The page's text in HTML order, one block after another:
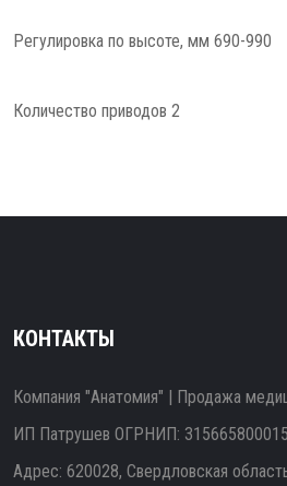
Регулировка по высоте, мм 690-990
Количество приводов 2
КОНТАКТЫ
Компания "Анатомия" | Продажа
ИП Патрушев ОГРНИП:
Адрес: 620028, Свердловская